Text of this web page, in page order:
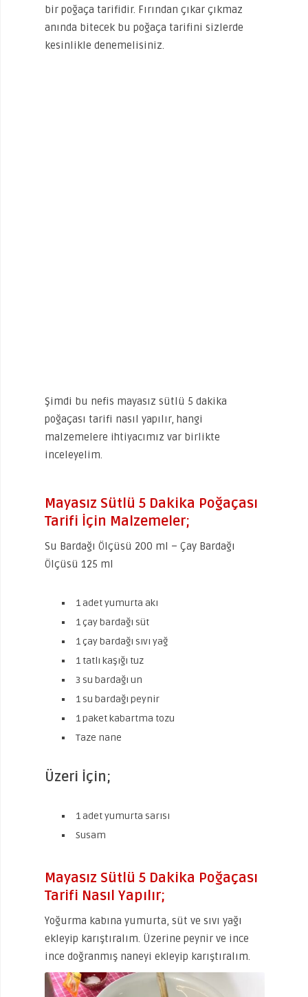
bir poğaça tarifidir. Fırından çıkar çıkmaz
anında bitecek bu poğaça tarifini sizlerde
kesinlikle denemelisiniz.
Şimdi bu nefis mayasız sütlü 5 dakika
poğaçası tarifi nasıl yapılır, hangi
malzemelere ihtiyacımız var birlikte
inceleyelim.
Mayasız Sütlü 5 Dakika Poğaçası
Tarifi İçin Malzemeler;
Su Bardağı Ölçüsü 200 ml – Çay Bardağı
Ölçüsü 125 ml
1 adet yumurta akı
1 çay bardağı süt
1 çay bardağı sıvı yağ
1 tatlı kaşığı tuz
3 su bardağı un
1 su bardağı peynir
1 paket kabartma tozu
Taze nane
Üzeri İçin;
1 adet yumurta sarısı
Susam
Mayasız Sütlü 5 Dakika Poğaçası
Tarifi Nasıl Yapılır;
Yoğurma kabına yumurta, süt ve sıvı yağı
ekleyip karıştıralım. Üzerine peynir ve ince
ince doğranmış naneyi ekleyip karıştıralım.